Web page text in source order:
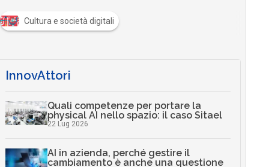
Cultura e società digitali
InnovAttori
Quali competenze per portare la
physical AI nello spazio: il caso Sitael
22 Lug 2026
AI in azienda, perché gestire il
cambiamento è anche una questione